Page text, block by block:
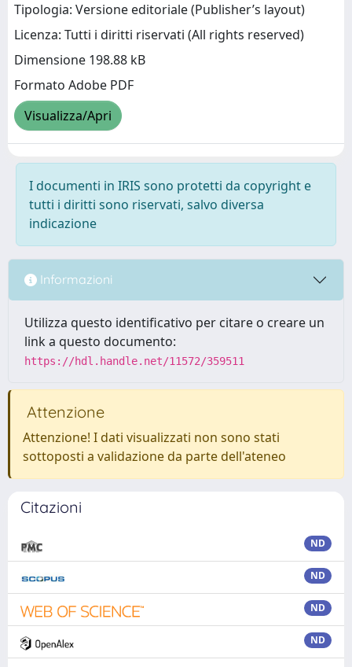
Tipologia: Versione editoriale (Publisher’s layout)
Licenza: Tutti i diritti riservati (All rights reserved)
Dimensione 198.88 kB
Formato Adobe PDF
Visualizza/Apri
I documenti in IRIS sono protetti da copyright e
tutti i diritti sono riservati, salvo diversa
indicazione
Informazioni
Utilizza questo identificativo per citare o creare un
link a questo documento:
https://hdl.handle.net/11572/359511
Attenzione
Attenzione! I dati visualizzati non sono stati
sottoposti a validazione da parte dell'ateneo
Citazioni
ND
ND
ND
ND